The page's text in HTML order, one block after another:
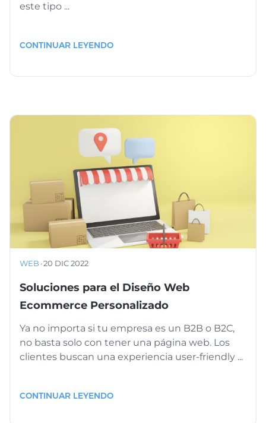
este tipo ...
CONTINUAR LEYENDO
WEB ·20 DIC 2022
Soluciones para el Diseño Web
Ecommerce Personalizado
Ya no importa si tu empresa es un B2B o B2C,
no basta solo con tener una página web. Los
clientes buscan una experiencia user-friendly ...
CONTINUAR LEYENDO